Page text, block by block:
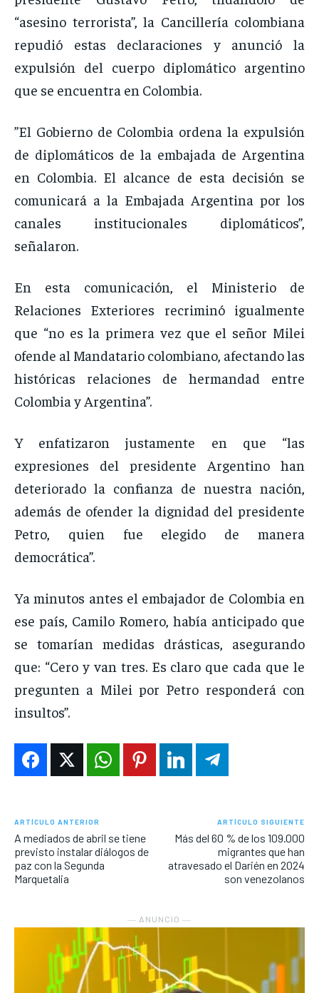
“asesino terrorista”, la Cancillería colombiana
repudió estas declaraciones y anunció la
expulsión del cuerpo diplomático argentino
que se encuentra en Colombia.
”El Gobierno de Colombia ordena la expulsión
de diplomáticos de la embajada de Argentina
en Colombia. El alcance de esta decisión se
comunicará a la Embajada Argentina por los
canales institucionales diplomáticos”,
señalaron.
En esta comunicación, el Ministerio de
Relaciones Exteriores recriminó igualmente
que “no es la primera vez que el señor Milei
ofende al Mandatario colombiano, afectando las
históricas relaciones de hermandad entre
Colombia y Argentina”.
Y enfatizaron justamente en que “las
expresiones del presidente Argentino han
deteriorado la confianza de nuestra nación,
además de ofender la dignidad del presidente
Petro, quien fue elegido de manera
democrática”.
Ya minutos antes el embajador de Colombia en
ese país, Camilo Romero, había anticipado que
se tomarían medidas drásticas, asegurando
que: “Cero y van tres. Es claro que cada que le
pregunten a Milei por Petro responderá con
insultos”.
ARTÍCULO ANTERIOR
A mediados de abril se tiene
previsto instalar diálogos de
paz con la Segunda
Marquetalia
ARTÍCULO SIGUIENTE
Más del 60 % de los 109.000
migrantes que han
atravesado el Darién en 2024
son venezolanos
― ANUNCIO ―